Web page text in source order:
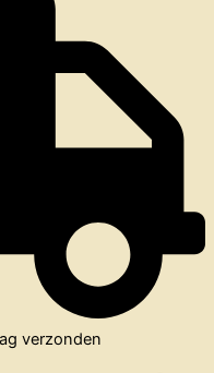
verzonden